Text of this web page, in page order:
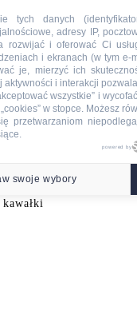
tych danych
adresy IP,
rozwijać i oferować Ci
i ekranach (w tym e-
je, mierzyć ich
aktywności i interakcji
wszystkie” i
w stopce. Możesz
przetwarzaniom
powered by
swoje wybory